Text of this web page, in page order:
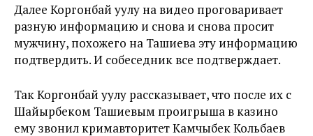
Далее Коргонбай уулу на видео проговаривает
разную информацию и снова и снова просит
мужчину, похожего на Ташиева эту информацию
подтвердить. И собеседник все подтверждает.
Так Коргонбай уулу рассказывает, что после их с
Шайырбеком Ташиевым проигрыша в казино
ему звонил кримавторитет Камчыбек Кольбаев